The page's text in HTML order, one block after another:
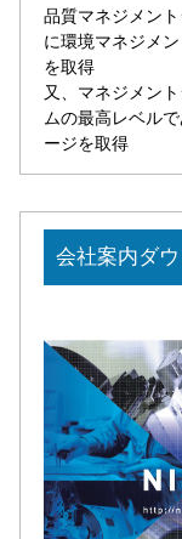
品質マネジメン
に環境マネジメ
を取得
又、マネジメン
ムの最高レベル
ージを取得
会社案内ダ